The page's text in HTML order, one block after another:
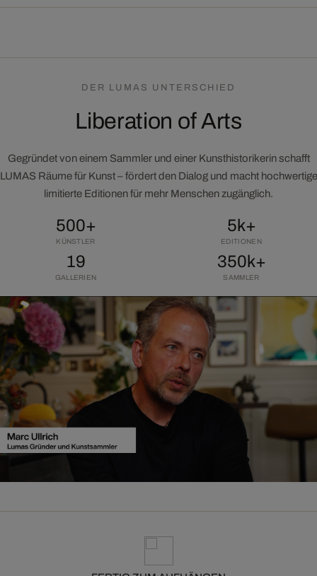
DER LUMAS UNTERSCHIED
Liberation of Arts
Gegründet von einem Sammler und einer Kunsthistorikerin schafft
LUMAS Räume für Kunst – fördert den Dialog und macht hochwertige
limitierte Editionen für mehr Menschen zugänglich.
500+
KÜNSTLER
5k+
EDITIONEN
19
GALLERIEN
350k+
SAMMLER